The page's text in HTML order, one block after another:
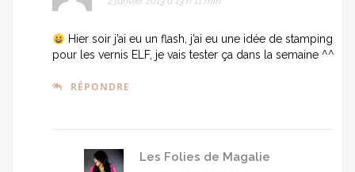
Hier soir j’ai eu un flash, j’ai eu une idée de stamping
pour les vernis ELF, je vais tester ça dans la semaine ^^
RÉPONDRE
Les Folies de Magalie